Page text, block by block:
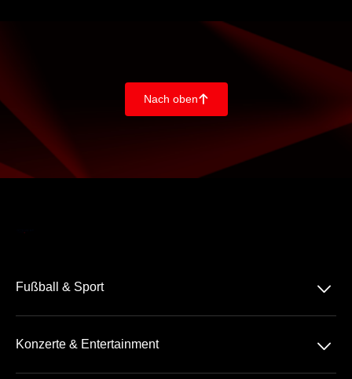
Nach oben􀄨
Fußball & Sport 􀆈
Konzerte & Entertainment 􀆈